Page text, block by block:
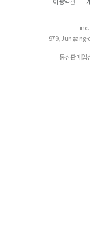
l
979,
통신판매업